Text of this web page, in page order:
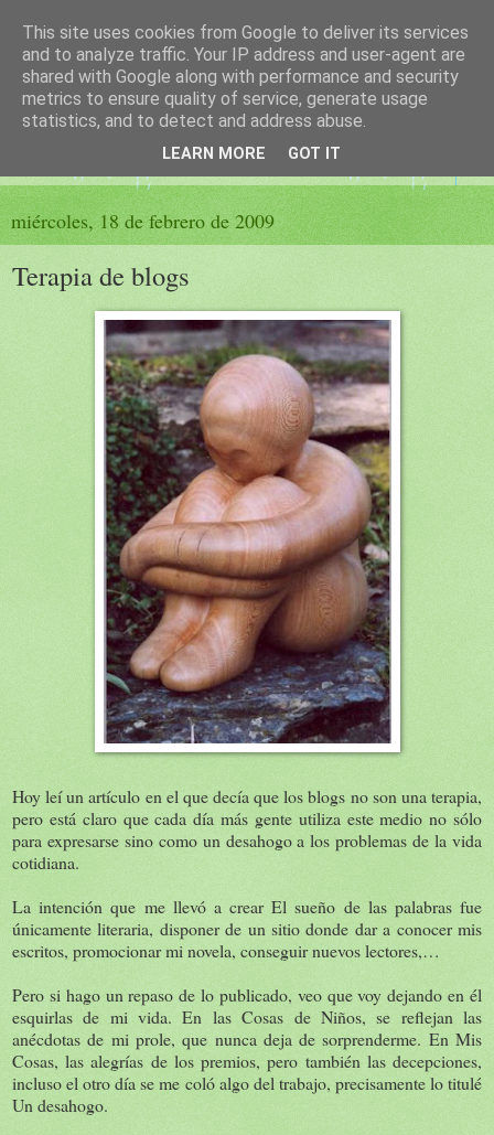
El sueño de las palabras
PÁGINA LITERARIA DE FELISA MORENO
miércoles, 18 de febrero de 2009
Terapia de blogs
Hoy leí un artículo en el que decía que los blogs no son una terapia,
pero está claro que cada día más gente utiliza este medio no sólo
para expresarse sino como un desahogo a los problemas de la vida
cotidiana.
La intención que me llevó a crear El sueño de las palabras fue
únicamente literaria, disponer de un sitio donde dar a conocer mis
escritos, promocionar mi novela, conseguir nuevos lectores,…
Pero si hago un repaso de lo publicado, veo que voy dejando en él
esquirlas de mi vida. En las Cosas de Niños, se reflejan las
anécdotas de mi prole, que nunca deja de sorprenderme. En Mis
Cosas, las alegrías de los premios, pero también las decepciones,
incluso el otro día se me coló algo del trabajo, precisamente lo titulé
Un desahogo.
This site uses cookies from Google to deliver its services
and to analyze traffic. Your IP address and user-agent are
shared with Google along with performance and security
metrics to ensure quality of service, generate usage
statistics, and to detect and address abuse.
LEARN MORE GOT IT